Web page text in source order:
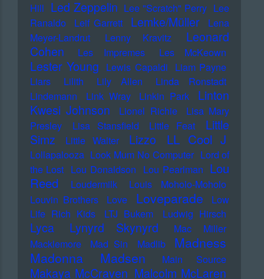
Hill Led Zeppelin Lee "Scratch" Perry Lee
Ranaldo
Leif Garrett Lemke/Müller
Lena
Meyer-Landrut
Lenny Kravitz
Leonard
Cohen
Les Impremes Les McKeown
Lester Young Lewis Capaldi Liam Payne
Liars
Lilith Lily Allen
Linda Ronstadt
Lindemann
Link Wray Linkin Park
Linton
Kwesi Johnson
Lionel Richie
Lisa Mary
Presley
Lisa Stansfield Little Feat
Little
Simz
Little Walter Lizzo LL Cool J
Lollapalooza Look Mum No Computer Lord of
the Lost Lou Donaldson Lou Pearlman Lou
Reed
Loudermilk
Louis Moholo-Moholo
Louvin Brothers
Love Loveparade
Low
Life Rich Kids
LTJ Bukem Ludwig Hirsch
Lyca Lynyrd Skynyrd
Mac Miller
Macklemore
Mad Sin Madlib
Madness
Madonna
Madsen Main Source
Makaya McCraven Malcolm McLaren